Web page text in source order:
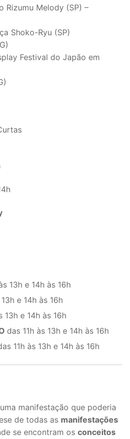
Rizumu Melody (SP) –
Shoko-Ryu (SP)
Festival do Japão em
13h e 14h às 16h
e 14h às 16h
13h e 14h às 16h
das 11h às 13h e 14h às 16h
11h às 13h e 14h às 16h
manifestação que poderia
de todas as manifestações
se encontram os conceitos